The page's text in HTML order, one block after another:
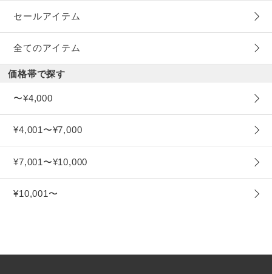
セールアイテム
全てのアイテム
価格帯で探す
〜¥4,000
¥4,001〜¥7,000
¥7,001〜¥10,000
¥10,001〜